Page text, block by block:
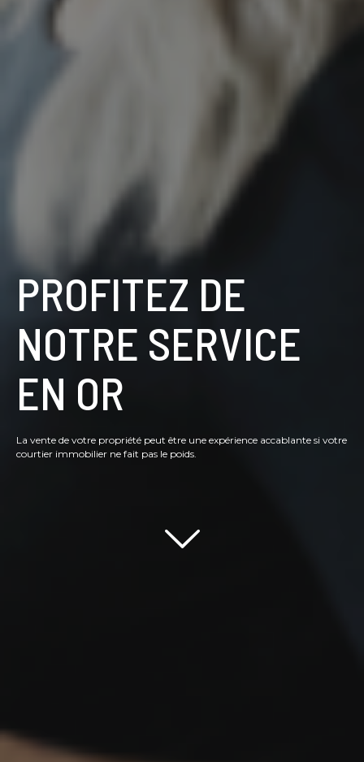
PROFITEZ DE
NOTRE SERVICE
EN OR
La vente de votre propriété peut être une expérience accablante si votre
courtier immobilier ne fait pas le poids.